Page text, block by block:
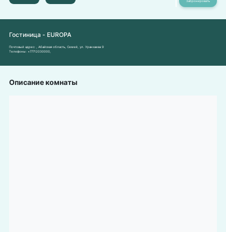
Гостиница - EUROPA
Почтовый адрес:
, Абайская область, Семей, ул. Уранхаева 9
Телефоны: +77712030000
Описание комнаты